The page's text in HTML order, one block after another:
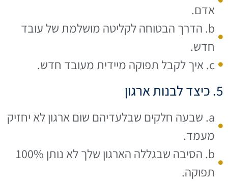
אדם.
b. הדרך הבטוחה לקליטה מושלמת של עובד
חדש.
c. איך לקבל תפוקה מיידית מעובד חדש.
5. כיצד לבנות ארגון
a. שבעה חלקים שבלעדיהם שום ארגון לא יחזיק
מעמד.
b. הסיבה שבגללה הארגון שלך לא נותן 100%
תפוקה.